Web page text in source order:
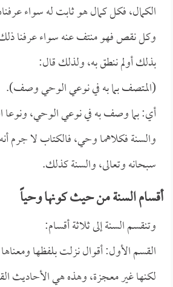
الكمال، فكل كمال هو ثابت له سواء
وكل نقص فهو منتف عنه سواء عرفنا ذلك
بذلك أولم ننطق به، ولذلك قال:
(المتصف بما به في نوعي الوحي وصف).
أي: بما وصف به في نوعي الوحي، ونوعا
والسنة فكلاهما وحي، فالكتاب لا جرم
سبحانه وتعالى، والسنة كذلك.
أقسام السنة من حيث كونها وحياً
وتنقسم السنة إلى ثلاثة أقسام:
القسم الأول: أقوال نزلت بلفظها
لكنها غير معجزة، وهذه هي الأحاديث